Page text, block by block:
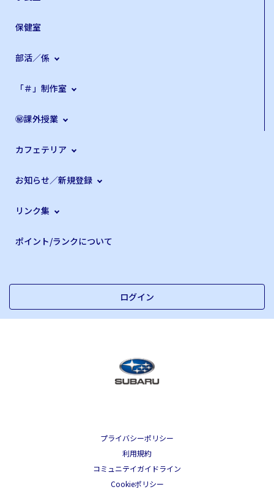
保健室
部活／係
「＃」制作室
㊙課外授業
カフェテリア
お知らせ／新規登録
リンク集
ポイント/ランクについて
ログイン
プライバシーポリシー
利用規約
コミュニテイガイドライン
Cookieポリシー